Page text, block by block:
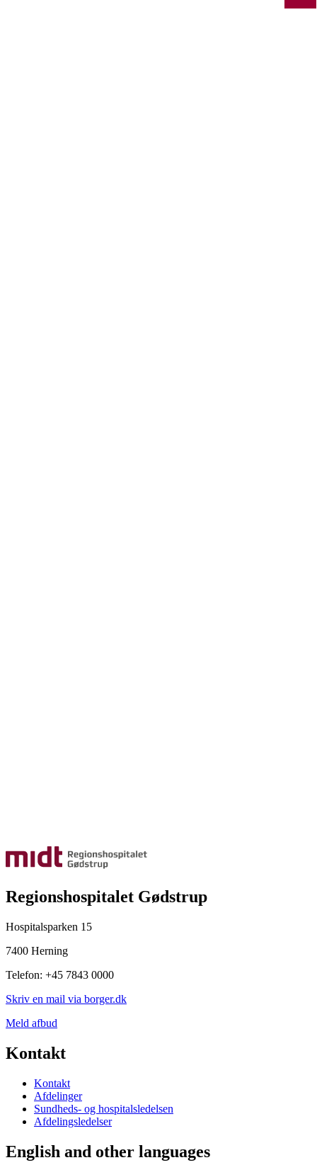
Regionshospitalet Gødstrup
Hospitalsparken 15
7400 Herning
Telefon: +45 7843 0000
Skriv en mail via borger.dk
Meld afbud
Kontakt
Kontakt
Afdelinger
Sundheds- og hospitalsledelsen
Afdelingsledelser
English and other languages